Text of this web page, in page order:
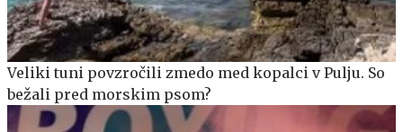
Veliki tuni povzročili zmedo med kopalci v Pulju. So
bežali pred morskim psom?